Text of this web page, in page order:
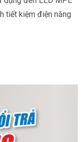
tiết kiệm điện năng